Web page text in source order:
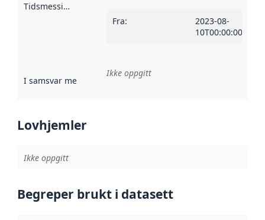
Tidsmessig avgrensning
Fra:
2023-08-
10T00:00:00Z
I samsvar med Referanse til en implementasjonsregel
Ikke oppgitt
Lovhjemler
Ikke oppgitt
Begreper brukt i datasett